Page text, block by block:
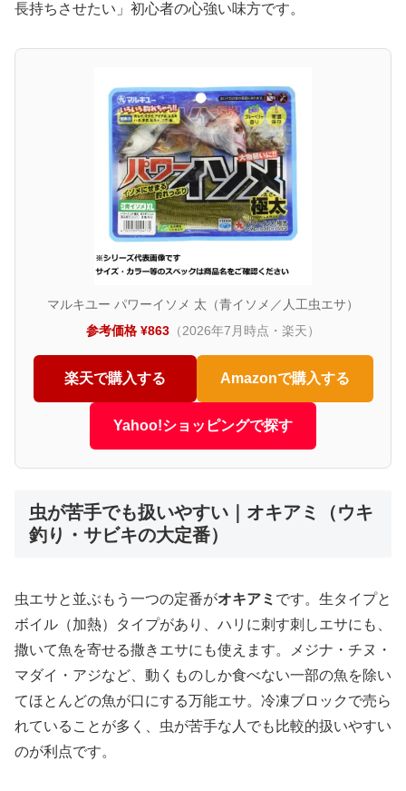
長持ちさせたい」初心者の心強い味方です。
マルキユー パワーイソメ 太（青イソメ／人工虫エサ）
参考価格 ¥863 （2026年7月時点・楽天）
楽天で購入する Amazonで購入する
Yahoo!ショッピングで探す
虫が苦手でも扱いやすい｜オキアミ（ウキ
釣り・サビキの大定番）
虫エサと並ぶもう一つの定番がオキアミ です。生タイプと
ボイル（加熱）タイプがあり、ハリに刺す刺しエサにも、
撒いて魚を寄せる撒きエサにも使えます。メジナ・チヌ・
マダイ・アジなど、動くものしか食べない一部の魚を除い
てほとんどの魚が口にする万能エサ。冷凍ブロックで売ら
れていることが多く、虫が苦手な人でも比較的扱いやすい
のが利点です。